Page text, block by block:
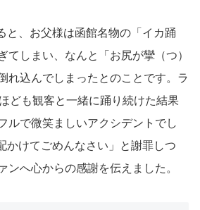
と、お父様は函館名物の「イカ踊
てしまい、なんと「お尻が攣（つ）
れ込んでしまったとのことです。ラ
ども観客と一緒に踊り続けた結果
ルで微笑ましいアクシデントでし
かけてごめんなさい」と謝罪しつ
ンへ心からの感謝を伝えました。